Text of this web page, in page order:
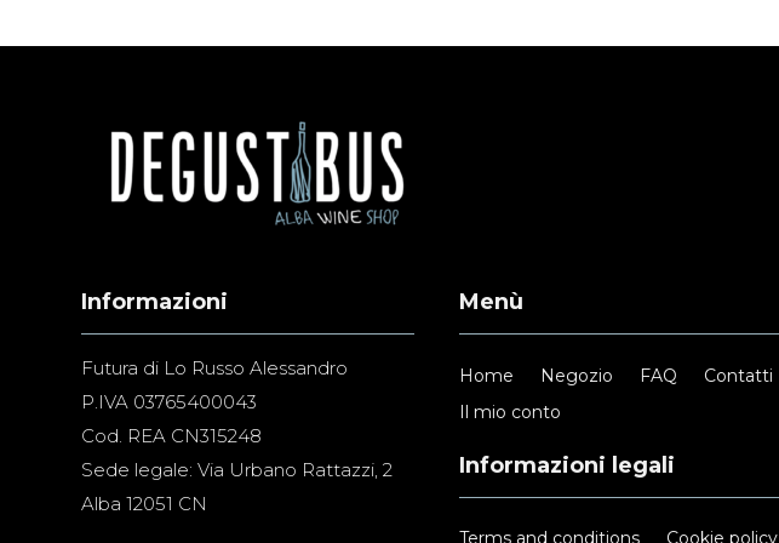
Informazioni
Futura di Lo Russo Alessandro
P.IVA 03765400043
Cod. REA CN315248
Sede legale: Via Urbano Rattazzi, 2
Alba 12051 CN
Menù
Home Negozio FAQ
Contatti
Il mio conto
Informazioni legali
Terms and conditions Cookie policy